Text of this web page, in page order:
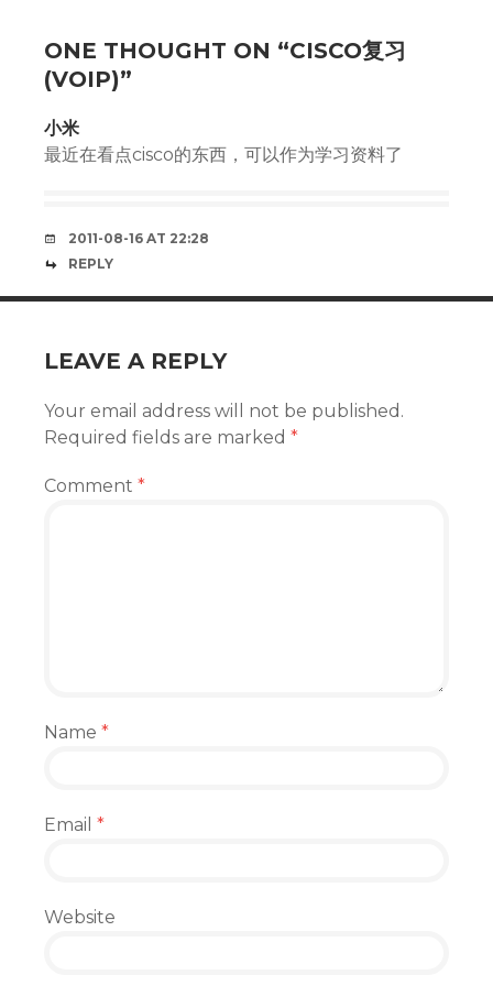
ONE THOUGHT ON “CISCO复习
(VOIP)”
小米
最近在看点cisco的东西，可以作为学习资料了
2011-08-16 AT 22:28
REPLY
LEAVE A REPLY
Your email address will not be published.
Required fields are marked *
Comment *
Name *
Email *
Website